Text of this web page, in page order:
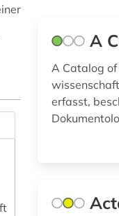
A
A Catalog
erfasst,